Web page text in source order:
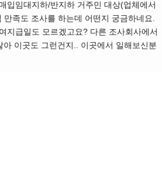
입임대지하/반지하 거주민 대상(업체에서
족도 조사를 하는데 어떤지 궁금하네요.
지급일도 모르겠고요? 다른 조사회사에서
이곳도 그런건지.. 이곳에서 일해보신분